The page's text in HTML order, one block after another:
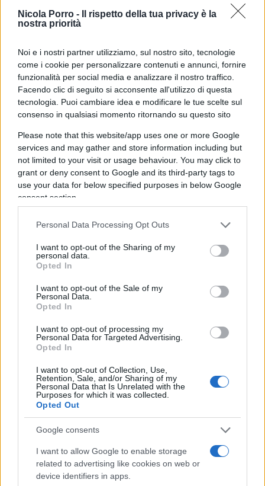
Nicola Porro -
Il rispetto della tua privacy è la
nostra priorità
Noi e i nostri partner utilizziamo, sul nostro sito, tecnologie
come i cookie per personalizzare contenuti e annunci, fornire
funzionalità per social media e analizzare il nostro traffico.
Facendo clic di seguito si acconsente all'utilizzo di questa
tecnologia. Puoi cambiare idea e modificare le tue scelte sul
consenso in qualsiasi momento ritornando su questo sito
Please note that this website/app uses one or more Google
services and may gather and store information including but
not limited to your visit or usage behaviour. You may click to
grant or deny consent to Google and its third-party tags to
use your data for below specified purposes in below Google
consent section.
Personal Data Processing Opt Outs
I want to opt-out of the Sharing of my
personal data.
Opted In
I want to opt-out of the Sale of my
Personal Data.
Opted In
I want to opt-out of processing my
Personal Data for Targeted Advertising.
Opted In
I want to opt-out of Collection, Use,
Retention, Sale, and/or Sharing of my
Personal Data that Is Unrelated with the
Purposes for which it was collected.
Opted Out
Google consents
I want to allow Google to enable storage
related to advertising like cookies on web or
device identifiers in apps.
sud, ci stanno figli di mafiosi, balordoni strafatti,
clan di rom pluripregiudicati, come a Pescara:
sepolta in cella e invece, siccome circola un
lassismo pornografico che si traduce in impunità
generale, questi sono i risultati: poi hai voglia a
mettere l’ometto in divisa sulla porta o a
promettere maggiore vigilanza. Sono le solite
operazioni di parata, o di mala parata.
Ilaler delirae le fanno notare che, se mai, ad
essere “rassista”, proprio a voler seguire il suo
farneticante argomentare, sarebbe la
quanto tali, sono strutture murarie, insomma
stabili senz’anima (questi però non le suscitano
alcun orgasmo occupatorio, se mai vanno
riconvertite in centri sociali).
Ma Ilaler, attaccare
magistratura è rea confessa, complice della
sinistra per la quale milita e farnetica, non
conviene, non si può, è lo stesso potere che la
tiene fuori, Salis, al caldo anziché al fresco, dopo
4 condanne definitive e 29 precedenti di polizia.
Allora conviene pigliarsela coi muri. Le prigioni
razziste, le celle e le sbarre che ce l’hanno contro
gli onesti criminali degli united colors.
“Sul nesso tra classe, razza e sistema carcerario